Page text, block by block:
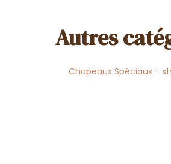
Autres
Chapeaux Spéciaux -